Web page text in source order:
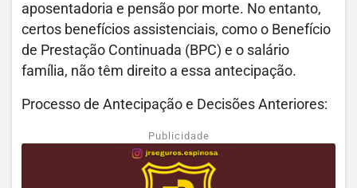
aposentadoria e pensão por morte. No entanto,
certos benefícios assistenciais, como o Benefício
de Prestação Continuada (BPC) e o salário
família, não têm direito a essa antecipação.
Processo de Antecipação e Decisões Anteriores:
Publicidade